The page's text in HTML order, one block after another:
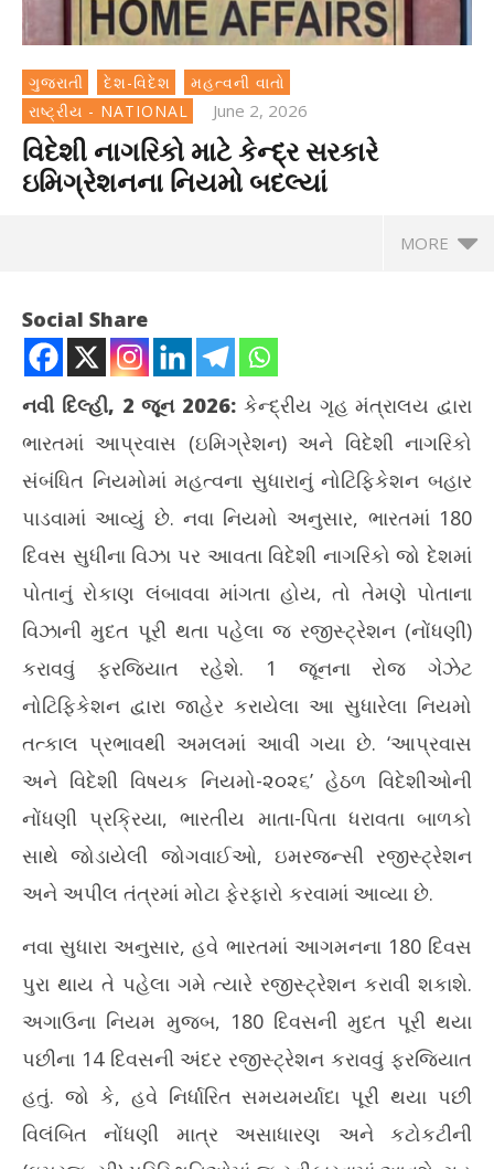
ગુજરાતી દેશ-વિદેશ
મહત્વની વાતો
રાષ્ટ્રીય - NATIONAL
June 2, 2026
વિદેશી નાગરિકો માટે કેન્દ્ર સરકારે
ઇમિગ્રેશનના નિયમો બદલ્યાં
MORE
વિદેશી નાગરિકો માટે કેન્દ્ર સરકારે ઇમિગ્રેશનના નિયમો બદલ્યાં
2,
2026
2,
Social Share
નવી દિલ્હી, 2 જૂન 2026: કેન્દ્રીય ગૃહ મંત્રાલય દ્વારા
ભારતમાં આપ્રવાસ (ઇમિગ્રેશન) અને વિદેશી નાગરિકો
સંબંધિત નિયમોમાં મહત્વના સુધારાનું નોટિફિકેશન બહાર
પાડવામાં આવ્યું છે. નવા નિયમો અનુસાર, ભારતમાં 180
દિવસ સુધીના વિઝા પર આવતા વિદેશી નાગરિકો જો દેશમાં
પોતાનું રોકાણ લંબાવવા માંગતા હોય, તો તેમણે પોતાના
વિઝાની મુદત પૂરી થતા પહેલા જ રજીસ્ટ્રેશન (નોંધણી)
કરાવવું ફરજિયાત રહેશે. 1 જૂનના રોજ ગેઝેટ
નોટિફિકેશન દ્વારા જાહેર કરાયેલા આ સુધારેલા નિયમો
તત્કાલ પ્રભાવથી અમલમાં આવી ગયા છે. ‘આપ્રવાસ
અને વિદેશી વિષયક નિયમો-૨૦૨૬’ હેઠળ વિદેશીઓની
નોંધણી પ્રક્રિયા, ભારતીય માતા-પિતા ધરાવતા બાળકો
સાથે જોડાયેલી જોગવાઈઓ, ઇમરજન્સી રજીસ્ટ્રેશન
અને અપીલ તંત્રમાં મોટા ફેરફારો કરવામાં આવ્યા છે.
નવા સુધારા અનુસાર, હવે ભારતમાં આગમનના 180 દિવસ
પુરા થાય તે પહેલા ગમે ત્યારે રજીસ્ટ્રેશન કરાવી શકાશે.
અગાઉના નિયમ મુજબ, 180 દિવસની મુદત પૂરી થયા
પછીના 14 દિવસની અંદર રજીસ્ટ્રેશન કરાવવું ફરજિયાત
હતું. જો કે, હવે નિર્ધારિત સમયમર્યાદા પૂરી થયા પછી
વિલંબિત નોંધણી માત્ર અસાધારણ અને કટોકટીની